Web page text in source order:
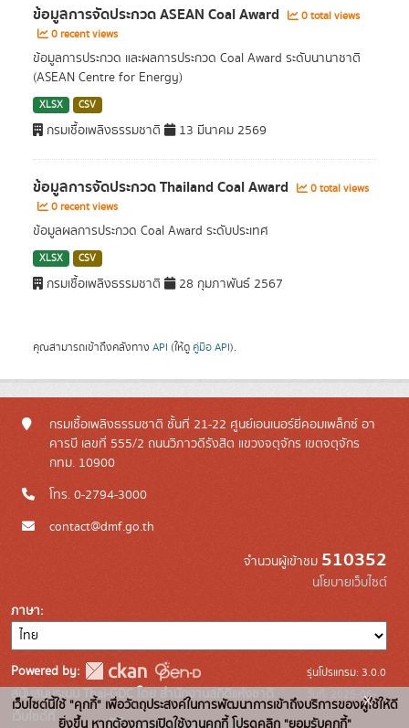
ข้อมูลการจัดประกวด ASEAN Coal Award
0 total views
0 recent views
ข้อมูลการประกวด และผลการประกวด Coal Award ระดับนานาชาติ
(ASEAN Centre for Energy)
XLSX CSV
กรมเชื้อเพลิงธรรมชาติ 13 มีนาคม 2569
ข้อมูลการจัดประกวด Thailand Coal Award
0 total views
0 recent views
ข้อมูลผลการประกวด Coal Award ระดับประเทศ
XLSX CSV
กรมเชื้อเพลิงธรรมชาติ 28 กุมภาพันธ์ 2567
คุณสามารถเข้าถึงคลังทาง API (ให้ดู คู่มือ API).
กรมเชื้อเพลิงธรรมชาติ ชั้นที่ 21-22 ศูนย์เอนเนอร์ยี่คอมเพล็กซ์ อา
คารบี เลขที่ 555/2 ถนนวิภาวดีรังสิต แขวงจตุจักร เขตจตุจักร
กทม. 10900
โทร. 0-2794-3000
contact@dmf.go.th
จำนวนผู้เข้าชม 510352
นโยบายเว็บไซต์
ภาษา
Powered by:
สนับสนุนระบบ Thai-GDC โดย สำนักงานสถิติแห่งชาติ
รุ่นโปรแกรม: 3.0.0
วันที่: 2025-06-
10
เว็บไซต์นี้ใช้ "คุกกี้" เพื่อวัตถุประสงค์ในการพัฒนาการเข้าถึงบริการของผู้ใช้ให้ดี
ยิ่งขึ้น หากต้องการเปิดใช้งานคุกกี้ โปรดคลิก "ยอมรับคุกกี้"
x